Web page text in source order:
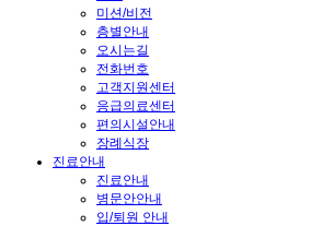
미션/비전
층별안내
오시는길
전화번호
고객지원센터
응급의료센터
편의시설안내
장례식장
진료안내
진료안내
병문안안내
입/퇴원 안내